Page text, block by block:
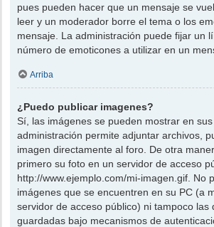
pues pueden hacer que un mensaje se
leer y un moderador borre el tema o los
mensaje. La administración puede fijar un
número de emoticones a utilizar en un
Arriba
¿Puedo publicar imagenes?
Sí, las imágenes se pueden mostrar en
administración permite adjuntar archivos,
imagen directamente al foro. De otra
primero su foto en un servidor de acceso
http://www.ejemplo.com/mi-imagen.gif. No
imágenes que se encuentren en su PC (a
servidor de acceso público) ni tampoco las
guardadas bajo mecanismos de